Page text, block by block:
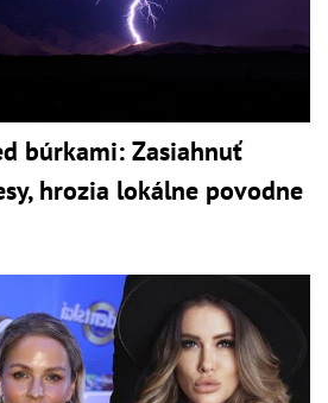
búrkami: Zasiahnuť
hrozia lokálne povodne